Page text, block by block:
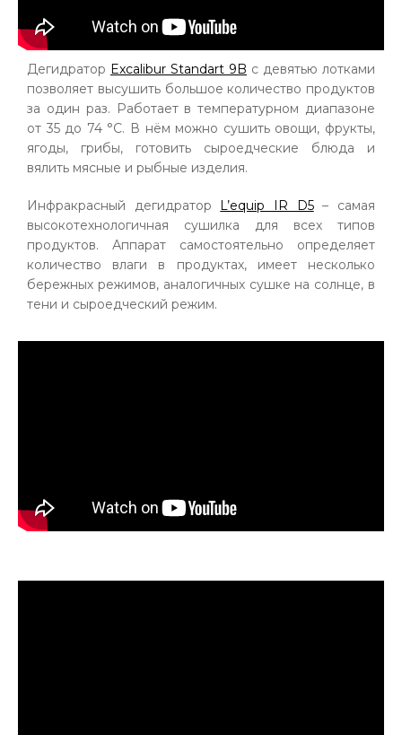
Дегидратор Excalibur Standart 9B с девятью лотками
позволяет высушить большое количество продуктов
за один раз. Работает в температурном диапазоне
от 35 до 74 °С. В нём можно сушить овощи, фрукты,
ягоды, грибы, готовить сыроедческие блюда и
вялить мясные и рыбные изделия.
Инфракрасный дегидратор L’equip IR D5– самая
высокотехнологичная сушилка для всех типов
продуктов. Аппарат самостоятельно определяет
количество влаги в продуктах, имеет несколько
бережных режимов, аналогичных сушке на солнце, в
тени и сыроедческий режим.